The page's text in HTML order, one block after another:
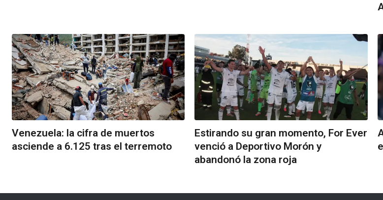
Venezuela: la cifra de muertos
asciende a 6.125 tras el terremoto
Estirando su gran momento, For Ever
venció a Deportivo Morón y
abandonó la zona roja